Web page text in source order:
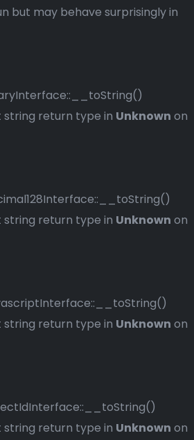
but may behave surprisingly in
return type in Unknown on
return type in Unknown on
return type in Unknown on
return type in Unknown on